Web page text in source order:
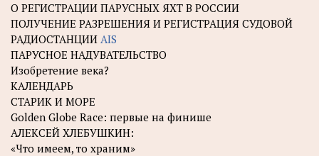
О РЕГИСТРАЦИИ ПАРУСНЫХ ЯХТ В РОССИИ
ПОЛУЧЕНИЕ РАЗРЕШЕНИЯ И РЕГИСТРАЦИЯ СУДОВОЙ
РАДИОСТАНЦИИ AIS
ПАРУСНОЕ НАДУВАТЕЛЬСТВО
Изобретение века?
КАЛЕНДАРЬ
СТАРИК И МОРЕ
Golden Globe Race: первые на финише
АЛЕКСЕЙ ХЛЕБУШКИН:
«Что имеем, то храним»